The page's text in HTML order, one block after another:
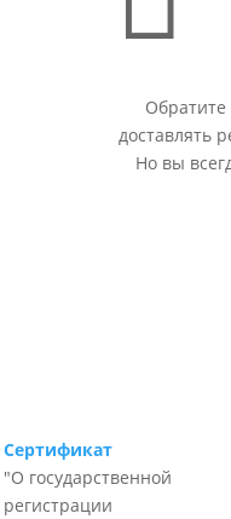
доставлять
Но вы
Сертификат
"О государственной
регистрации